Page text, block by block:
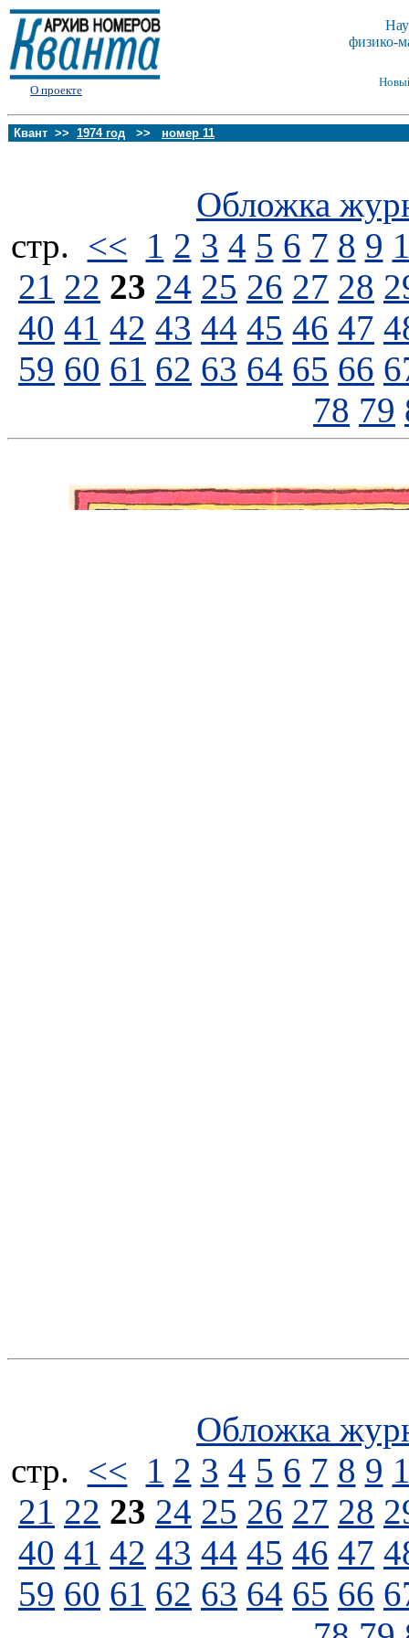
О проекте
физико-
Квант >> 1974 год >> номер 11
Обложка
стp. << 1 2 3 4 5 6 7 8 9
21 22 23 24 25 26 27 28
40 41 42 43 44 45 46 47
59 60 61 62 63 64 65 66
78 79
Обложка
стp. << 1 2 3 4 5 6 7 8 9
21 22 23 24 25 26 27 28
40 41 42 43 44 45 46 47
59 60 61 62 63 64 65 66